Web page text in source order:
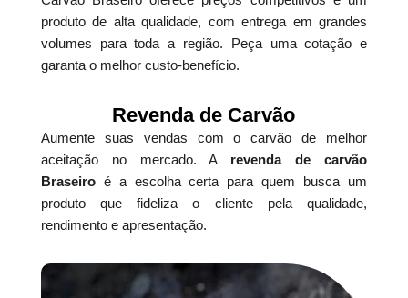
produto de alta qualidade, com entrega em grandes
volumes para toda a região. Peça uma cotação e
garanta o melhor custo-benefício.
Revenda de Carvão
Aumente suas vendas com o carvão de melhor
aceitação no mercado. A revenda de carvão
Braseiroé a escolha certa para quem busca um
produto que fideliza o cliente pela qualidade,
rendimento e apresentação.